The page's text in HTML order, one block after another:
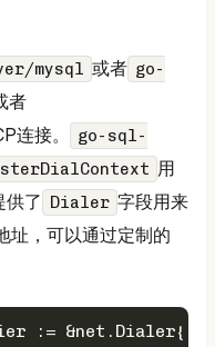
mysql 或者 go-
者
连接。
go-sql-
用
供了 Dialer 字段用来
址，可以通过定制的
:= &net.Dialer{